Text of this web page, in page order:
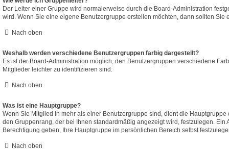
Der Leiter einer Gruppe wird normalerweise durch die Board-Administration
wird. Wenn Sie eine eigene Benutzergruppe erstellen möchten, dann sollten Sie
Nach oben
Weshalb werden verschiedene Benutzergruppen farbig dargestellt?
Es ist der Board-Administration möglich, den Benutzergruppen verschiedene
Mitglieder leichter zu identifizieren sind.
Nach oben
Was ist eine Hauptgruppe?
Wenn Sie Mitglied in mehr als einer Benutzergruppe sind, dient die
den Gruppenrang, der bei Ihnen standardmäßig angezeigt wird, festzulegen. Ein
Berechtigung geben, Ihre Hauptgruppe im persönlichen Bereich selbst
Nach oben